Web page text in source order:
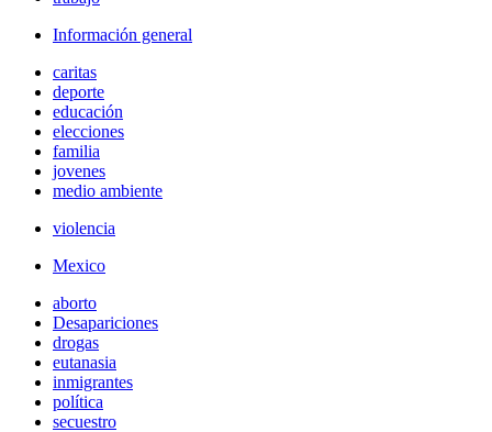
Información general
caritas
deporte
educación
elecciones
familia
jovenes
medio ambiente
violencia
Mexico
aborto
Desapariciones
drogas
eutanasia
inmigrantes
política
secuestro